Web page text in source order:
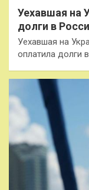
Уехавшая на
долги в
Уехавшая на
оплатила долги